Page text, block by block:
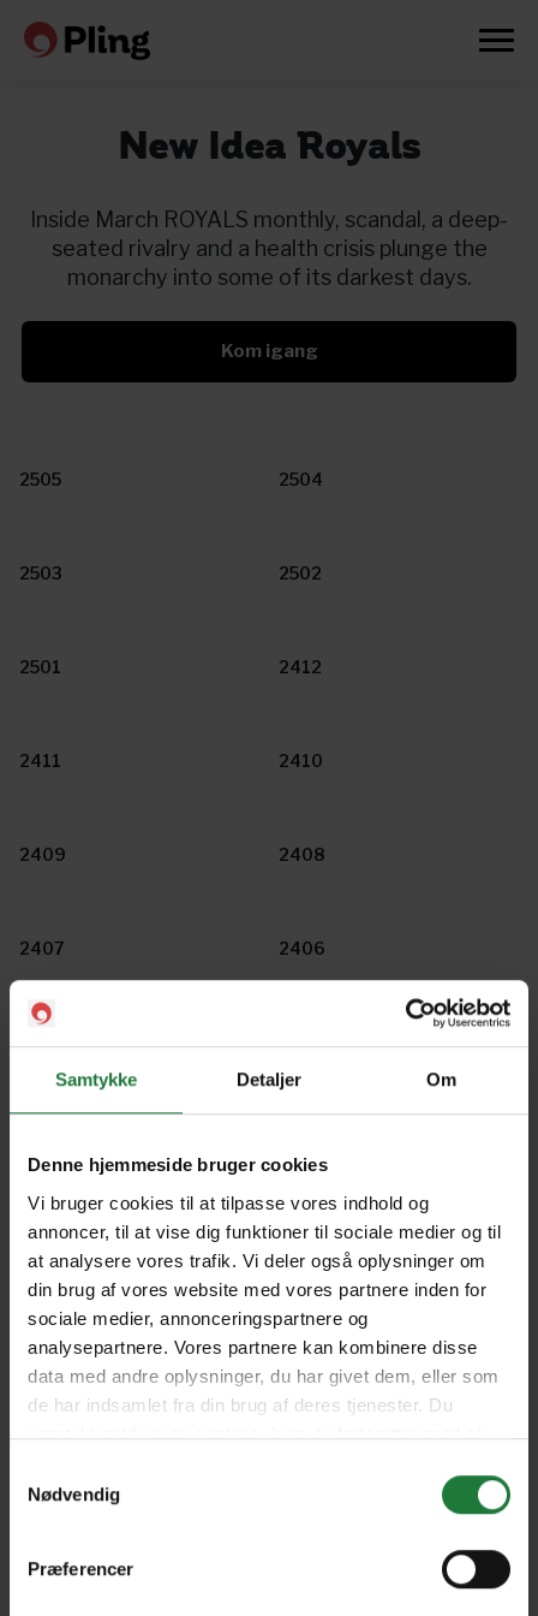
Samtykke Detaljer Om
Denne hjemmeside bruger cookies
Vi bruger cookies til at tilpasse vores indhold og
annoncer, til at vise dig funktioner til sociale medier og til
at analysere vores trafik. Vi deler også oplysninger om
din brug af vores website med vores partnere inden for
sociale medier, annonceringspartnere og
analysepartnere. Vores partnere kan kombinere disse
data med andre oplysninger, du har givet dem, eller som
de har indsamlet fra din brug af deres tjenester. Du
samtykker til vores cookies, hvis du fortsætter med at
Nødvendig
Præferencer
New Idea Royals
Inside March ROYALS monthly, scandal, a deep-
seated rivalry and a health crisis plunge the
monarchy into some of its darkest days.
Kom igang
2505 2504
2503 2502
2501 2412
2411 2410
2409 2408
2407 2406
2405 2404
2401 2312
2311 2310
2309
Forrige Næste